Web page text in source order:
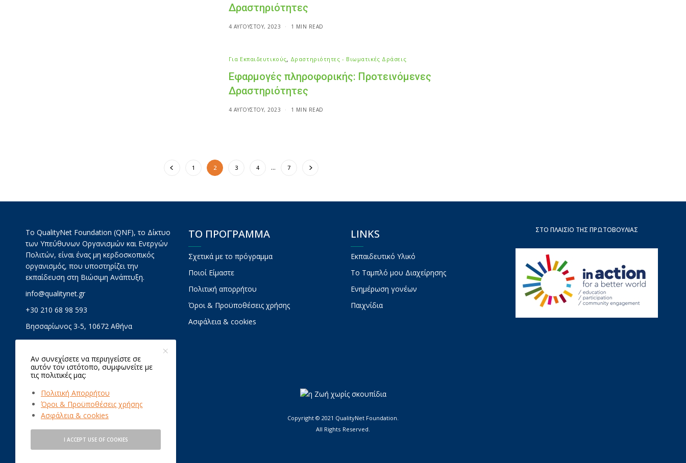
Δραστηριότητες
4 ΑΥΓΟΎΣΤΟΥ, 2023 1 MIN READ
Για Εκπαιδευτικούς Δραστηριότητες - Βιωματικές Δράσεις
Εφαρμογές πληροφορικής: Προτεινόμενες
Δραστηριότητες
4 ΑΥΓΟΎΣΤΟΥ, 2023 1 MIN READ
1 2 3 4 … 7
Το QualityNet Foundation (QNF), το Δίκτυο
των Υπεύθυνων Οργανισμών και Ενεργών
Πολιτών, είναι ένας μη κερδοσκοπικός
οργανισμός, που υποστηρίζει την
εκπαίδευση στη Βιώσιμη Ανάπτυξη.
info@qualitynet.gr
+30 210 68 98 593
Βησσαρίωνος 3-5, 10672 Αθήνα
ΤΟ ΠΡΟΓΡΑΜΜΑ
Σχετικά με το πρόγραμμα
Ποιοί Είμαστε
Πολιτική απορρήτου
Όροι & Προϋποθέσεις χρήσης
Ασφάλεια & cookies
LINKS
Εκπαιδευτικό Υλικό
To Ταμπλό μου Διαχείρησης
Ενημέρωση γονέων
Παιχνίδια
ΣΤΟ ΠΛΑΊΣΙΟ ΤΗΣ ΠΡΩΤΟΒΟΥΛΊΑΣ
Copyright © 2021 QualityNet Foundation.
All Rights Reserved.
Αν συνεχίσετε να περιηγείστε σε
αυτόν τον ιστότοπο, συμφωνείτε με
τις πολιτικές μας:
Πολιτική Απορρήτου
Όροι & Προϋποθέσεις χρήσης
Ασφάλεια & cookies
I ACCEPT USE OF COOKIES